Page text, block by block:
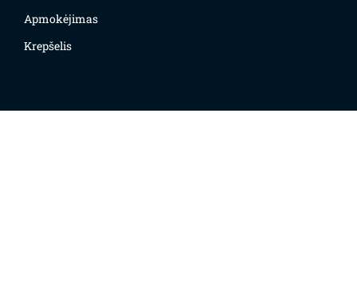
Apmokėjimas
Krepšelis